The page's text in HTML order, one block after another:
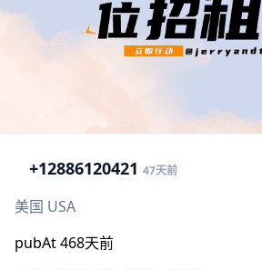
+12886120421 47天前
美国 USA
pubAt 468天前